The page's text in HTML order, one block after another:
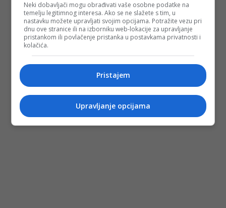
Neki dobavljači mogu obrađivati vaše osobne podatke na
temelju legitimnog interesa. Ako se ne slažete s tim, u
nastavku možete upravljati svojim opcijama. Potražite vezu pri
dnu ove stranice ili na izborniku web-lokacije za upravljanje
pristankom ili povlačenje pristanka u postavkama privatnosti i
kolačića.
Pristajem
Upravljanje opcijama